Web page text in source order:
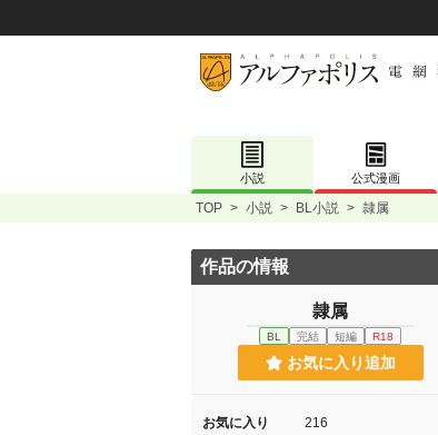
小説 公式漫画
TOP > 小説 > BL小説 > 隷属
作品の情報
隷属
BL 完結 短編 R18
お気に入り追加
お気に入り 216